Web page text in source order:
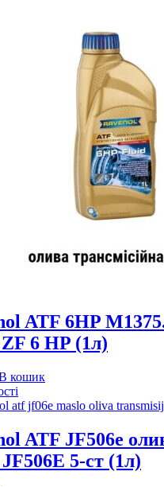
ATF 6HP
6 HP (1л)
кошик
ATF JF506e
5-ст (1л)